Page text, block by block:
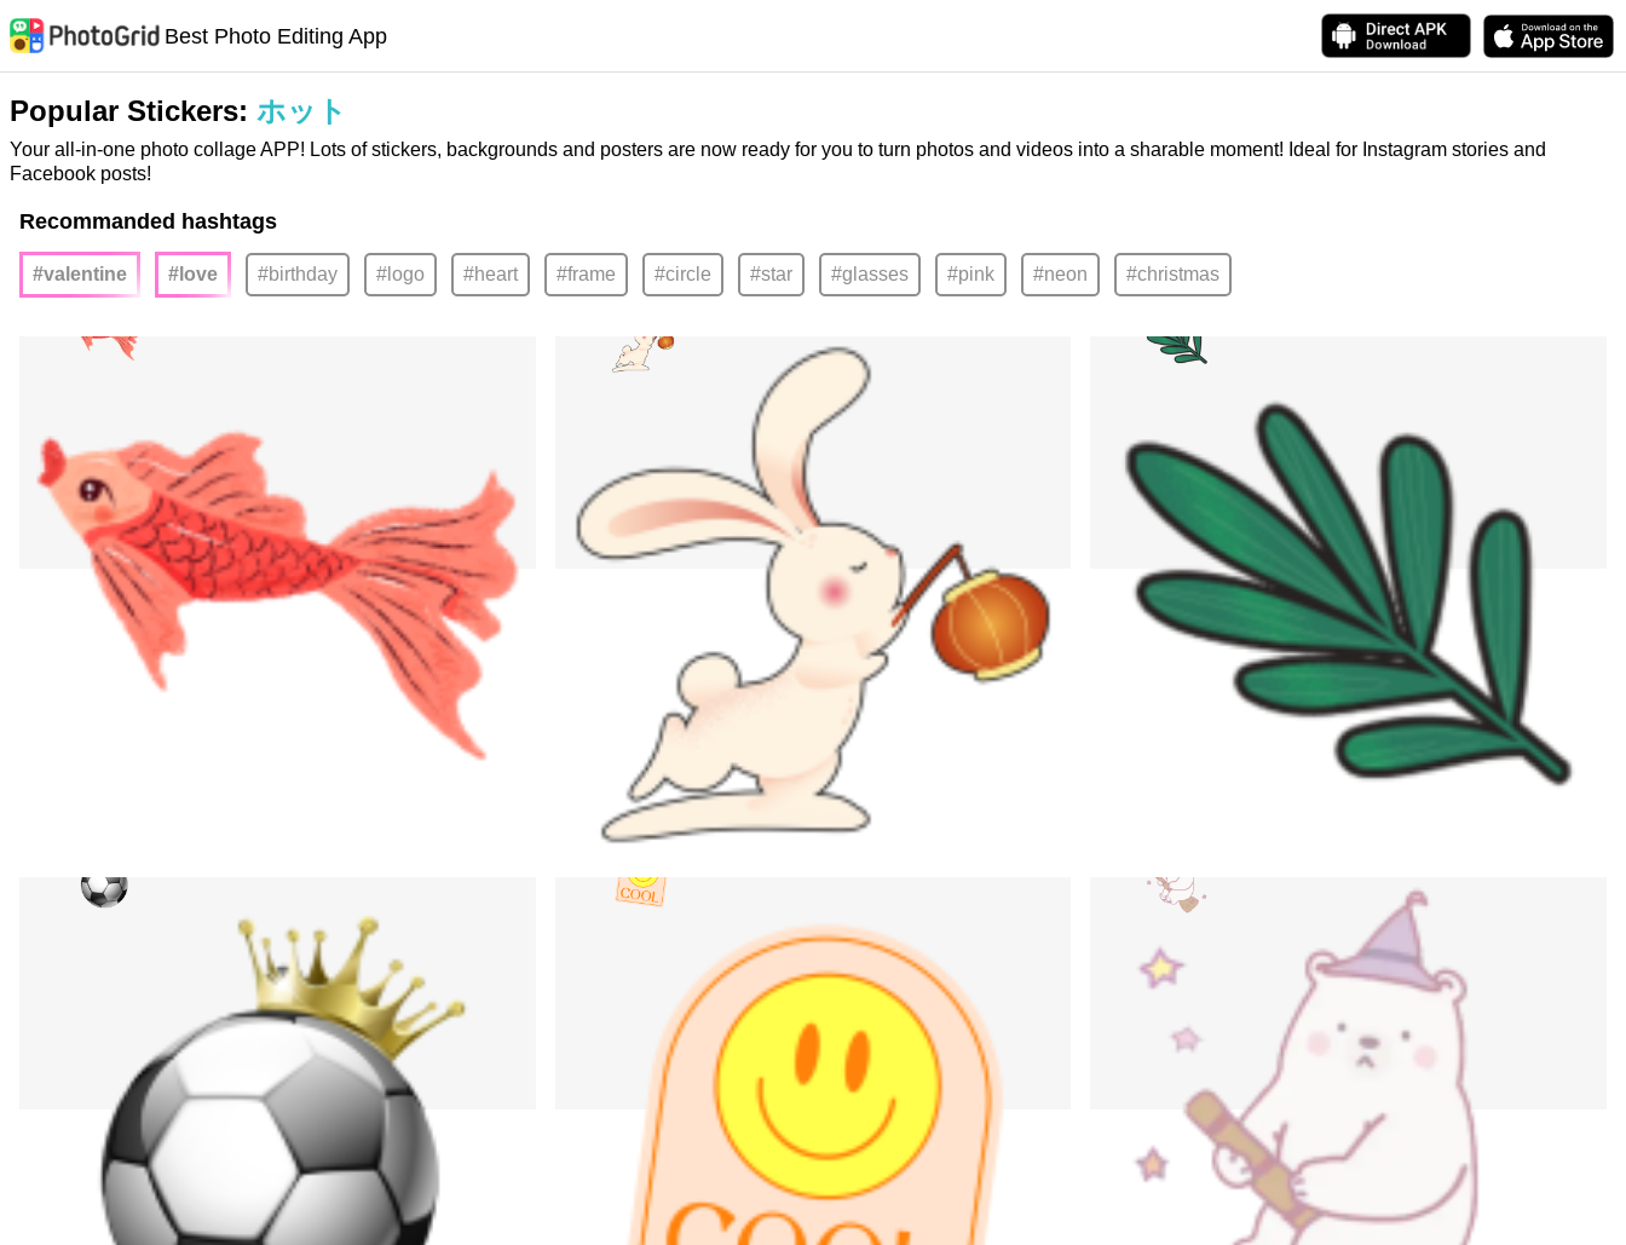
Best Photo Editing App
Popular Stickers: ホット
Your all-in-one photo collage APP! Lots of stickers, backgrounds and posters are now ready for you to turn photos and videos into a sharable moment! Ideal for Instagram stories and
Facebook posts!
Recommanded hashtags
#valentine #love #birthday #logo #heart #frame #circle #star #glasses #pink #neon #christmas